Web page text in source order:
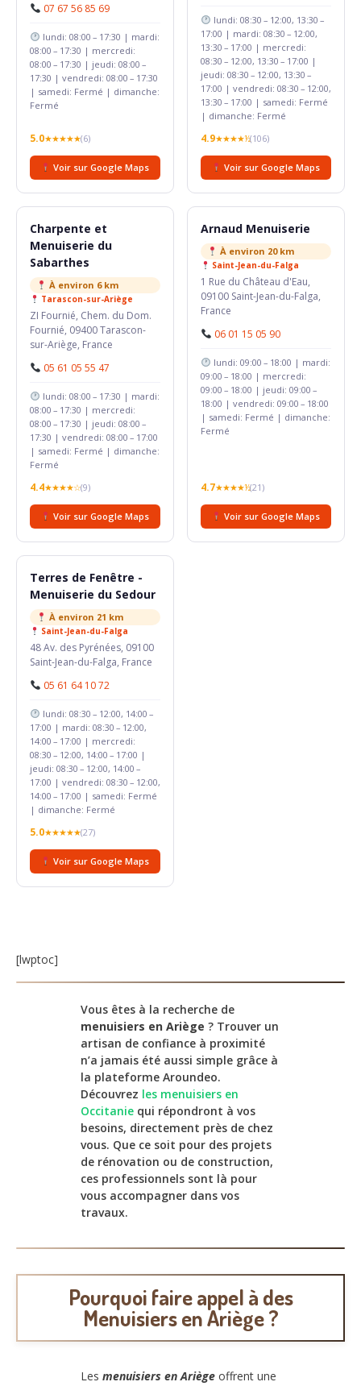
07 67 56 85 69
lundi: 08:00 – 17:30 | mardi:
08:00 – 17:30 | mercredi:
08:00 – 17:30 | jeudi: 08:00 –
17:30 | vendredi: 08:00 – 17:30
| samedi: Fermé | dimanche:
Fermé
5.0★★★★★(6)
Voir sur Google Maps
lundi: 08:30 – 12:00, 13:30 –
17:00 | mardi: 08:30 – 12:00,
13:30 – 17:00 | mercredi:
08:30 – 12:00, 13:30 – 17:00 |
jeudi: 08:30 – 12:00, 13:30 –
17:00 | vendredi: 08:30 – 12:00,
13:30 – 17:00 | samedi: Fermé
| dimanche: Fermé
4.9★★★★½(106)
Voir sur Google Maps
Charpente et
Menuiserie du
Sabarthes
À environ 6 km
Tarascon-sur-Ariège
ZI Fournié, Chem. du Dom.
Fournié, 09400 Tarascon-
sur-Ariège, France
05 61 05 55 47
lundi: 08:00 – 17:30 | mardi:
08:00 – 17:30 | mercredi:
08:00 – 17:30 | jeudi: 08:00 –
17:30 | vendredi: 08:00 – 17:00
| samedi: Fermé | dimanche:
Fermé
4.4★★★★☆(9)
Voir sur Google Maps
Arnaud Menuiserie
À environ 20 km
Saint-Jean-du-Falga
1 Rue du Château d'Eau,
09100 Saint-Jean-du-Falga,
France
06 01 15 05 90
lundi: 09:00 – 18:00 | mardi:
09:00 – 18:00 | mercredi:
09:00 – 18:00 | jeudi: 09:00 –
18:00 | vendredi: 09:00 – 18:00
| samedi: Fermé | dimanche:
Fermé
4.7★★★★½(21)
Voir sur Google Maps
Terres de Fenêtre -
Menuiserie du Sedour
À environ 21 km
Saint-Jean-du-Falga
48 Av. des Pyrénées, 09100
Saint-Jean-du-Falga, France
05 61 64 10 72
lundi: 08:30 – 12:00, 14:00 –
17:00 | mardi: 08:30 – 12:00,
14:00 – 17:00 | mercredi:
08:30 – 12:00, 14:00 – 17:00 |
jeudi: 08:30 – 12:00, 14:00 –
17:00 | vendredi: 08:30 – 12:00,
14:00 – 17:00 | samedi: Fermé
| dimanche: Fermé
5.0★★★★★(27)
Voir sur Google Maps
[lwptoc]
Vous êtes à la recherche de
menuisiers en Ariège ? Trouver un
artisan de confiance à proximité
n’a jamais été aussi simple grâce à
la plateforme Aroundeo.
Découvrez les menuisiers en
Occitanie qui répondront à vos
besoins, directement près de chez
vous. Que ce soit pour des projets
de rénovation ou de construction,
ces professionnels sont là pour
vous accompagner dans vos
travaux.
Pourquoi faire appel à des
Menuisiers en Ariège ?
Les menuisiers en Ariège offrent une